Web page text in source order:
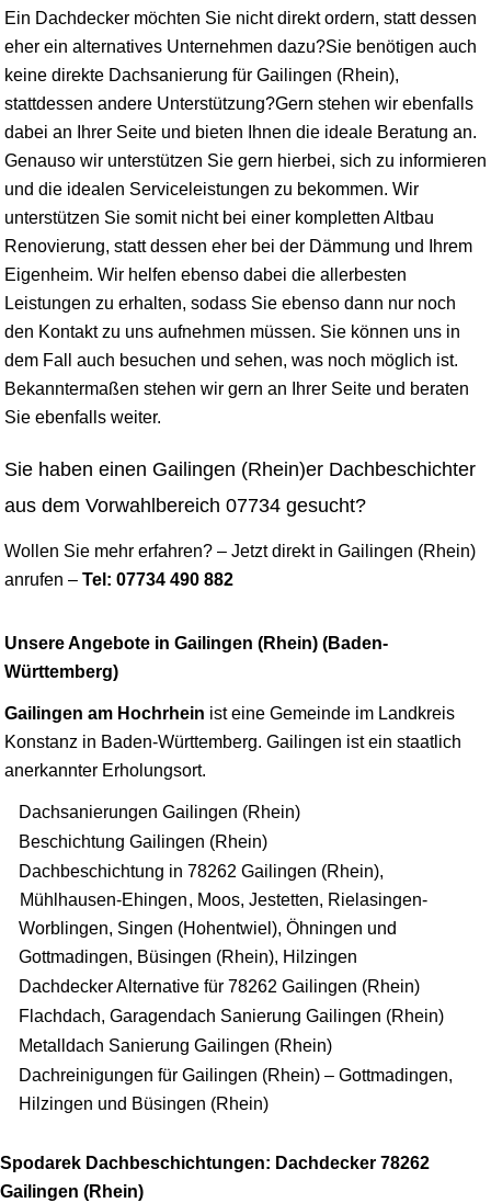
Ein Dachdecker möchten Sie nicht direkt ordern, statt dessen
eher ein alternatives Unternehmen dazu?Sie benötigen auch
keine direkte Dachsanierung für Gailingen (Rhein),
stattdessen andere Unterstützung?Gern stehen wir ebenfalls
dabei an Ihrer Seite und bieten Ihnen die ideale Beratung an.
Genauso wir unterstützen Sie gern hierbei, sich zu informieren
und die idealen Serviceleistungen zu bekommen. Wir
unterstützen Sie somit nicht bei einer kompletten Altbau
Renovierung, statt dessen eher bei der Dämmung und Ihrem
Eigenheim. Wir helfen ebenso dabei die allerbesten
Leistungen zu erhalten, sodass Sie ebenso dann nur noch
den Kontakt zu uns aufnehmen müssen. Sie können uns in
dem Fall auch besuchen und sehen, was noch möglich ist.
Bekanntermaßen stehen wir gern an Ihrer Seite und beraten
Sie ebenfalls weiter.
Sie haben einen Gailingen (Rhein)er Dachbeschichter
aus dem Vorwahlbereich 07734 gesucht?
Wollen Sie mehr erfahren? – Jetzt direkt in Gailingen (Rhein)
anrufen – Tel: 07734 490 882
Unsere Angebote in Gailingen (Rhein) (Baden-
Württemberg)
Gailingen am Hochrhein ist eine Gemeinde im Landkreis
Konstanz in Baden-Württemberg. Gailingen ist ein staatlich
anerkannter Erholungsort.
Dachsanierungen Gailingen (Rhein)
Beschichtung Gailingen (Rhein)
Dachbeschichtung in 78262 Gailingen (Rhein),
Mühlhausen-Ehingen, Moos, Jestetten, Rielasingen-
Worblingen, Singen (Hohentwiel), Öhningen und
Gottmadingen, Büsingen (Rhein), Hilzingen
Dachdecker Alternative für 78262 Gailingen (Rhein)
Flachdach, Garagendach Sanierung Gailingen (Rhein)
Metalldach Sanierung Gailingen (Rhein)
Dachreinigungen für Gailingen (Rhein) – Gottmadingen,
Hilzingen und Büsingen (Rhein)
Spodarek Dachbeschichtungen: Dachdecker 78262
Gailingen (Rhein)